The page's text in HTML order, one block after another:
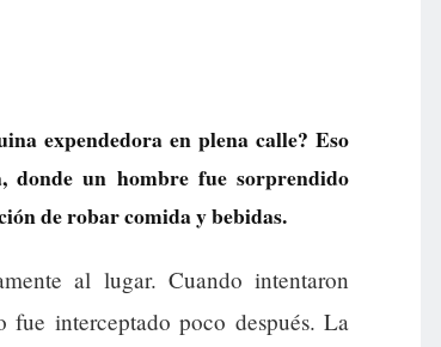
expendedora en plena calle? Eso
un hombre fue sorprendido
de robar comida y bebidas.
al lugar. Cuando intentaron
fue interceptado poco después. La